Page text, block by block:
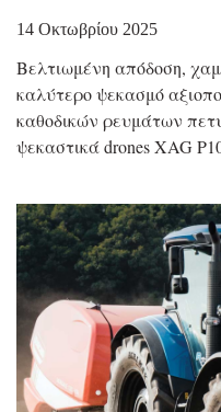
14 Οκτωβρίου 2025
Βελτιωμένη απόδοση,
καλύτερο ψεκασμό
καθοδικών ρευμάτων
ψεκαστικά drones XAG